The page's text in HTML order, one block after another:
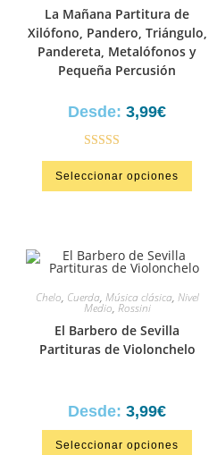
La Mañana Partitura de
Xilófono, Pandero, Triángulo,
Pandereta, Metalófonos y
Pequeña Percusión
Desde: 3,99€
Valorado en
5.00de 5
Seleccionar opciones
Chelo, Cuerda, Música clásica, Nivel
Medio, Rossini
El Barbero de Sevilla
Partituras de Violonchelo
Desde: 3,99€
Seleccionar opciones